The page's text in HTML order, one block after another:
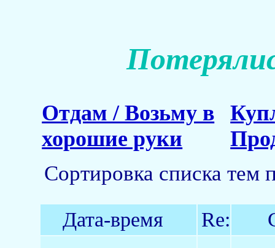
Отдам / Возьму в
хорошие руки
Сортировка списка тем
Дата-время Re: